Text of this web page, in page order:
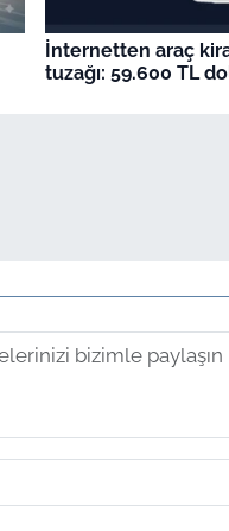
İnternetten araç
tuzağı: 59.600 TL